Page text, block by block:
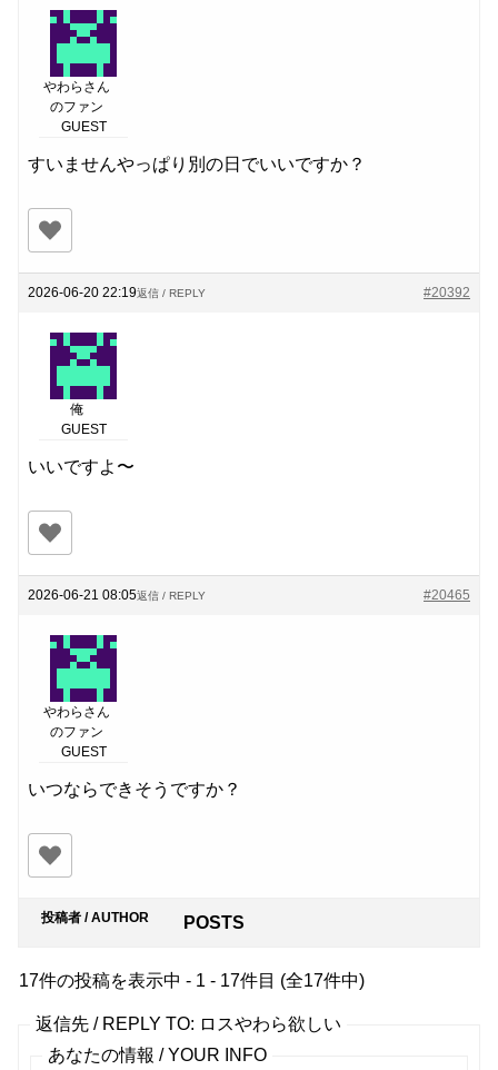
やわらさん
のファン
GUEST
すいませんやっぱり別の日でいいですか？
2026-06-20 22:19 #20392
返信 / REPLY
俺
GUEST
いいですよ〜
2026-06-21 08:05 #20465
返信 / REPLY
やわらさん
のファン
GUEST
いつならできそうですか？
投稿者 / AUTHOR POSTS
17件の投稿を表示中 - 1 - 17件目 (全17件中)
返信先 / REPLY TO: ロスやわら欲しい
あなたの情報 / YOUR INFO